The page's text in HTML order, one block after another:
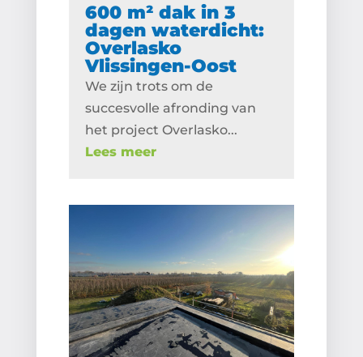
600 m² dak in 3
dagen waterdicht:
Overlasko
Vlissingen-Oost
We zijn trots om de
succesvolle afronding van
het project Overlasko...
Lees meer